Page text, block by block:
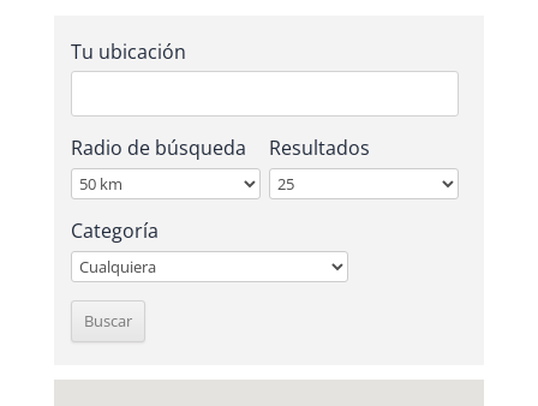
Tu ubicación
Radio de búsqueda Resultados
Categoría